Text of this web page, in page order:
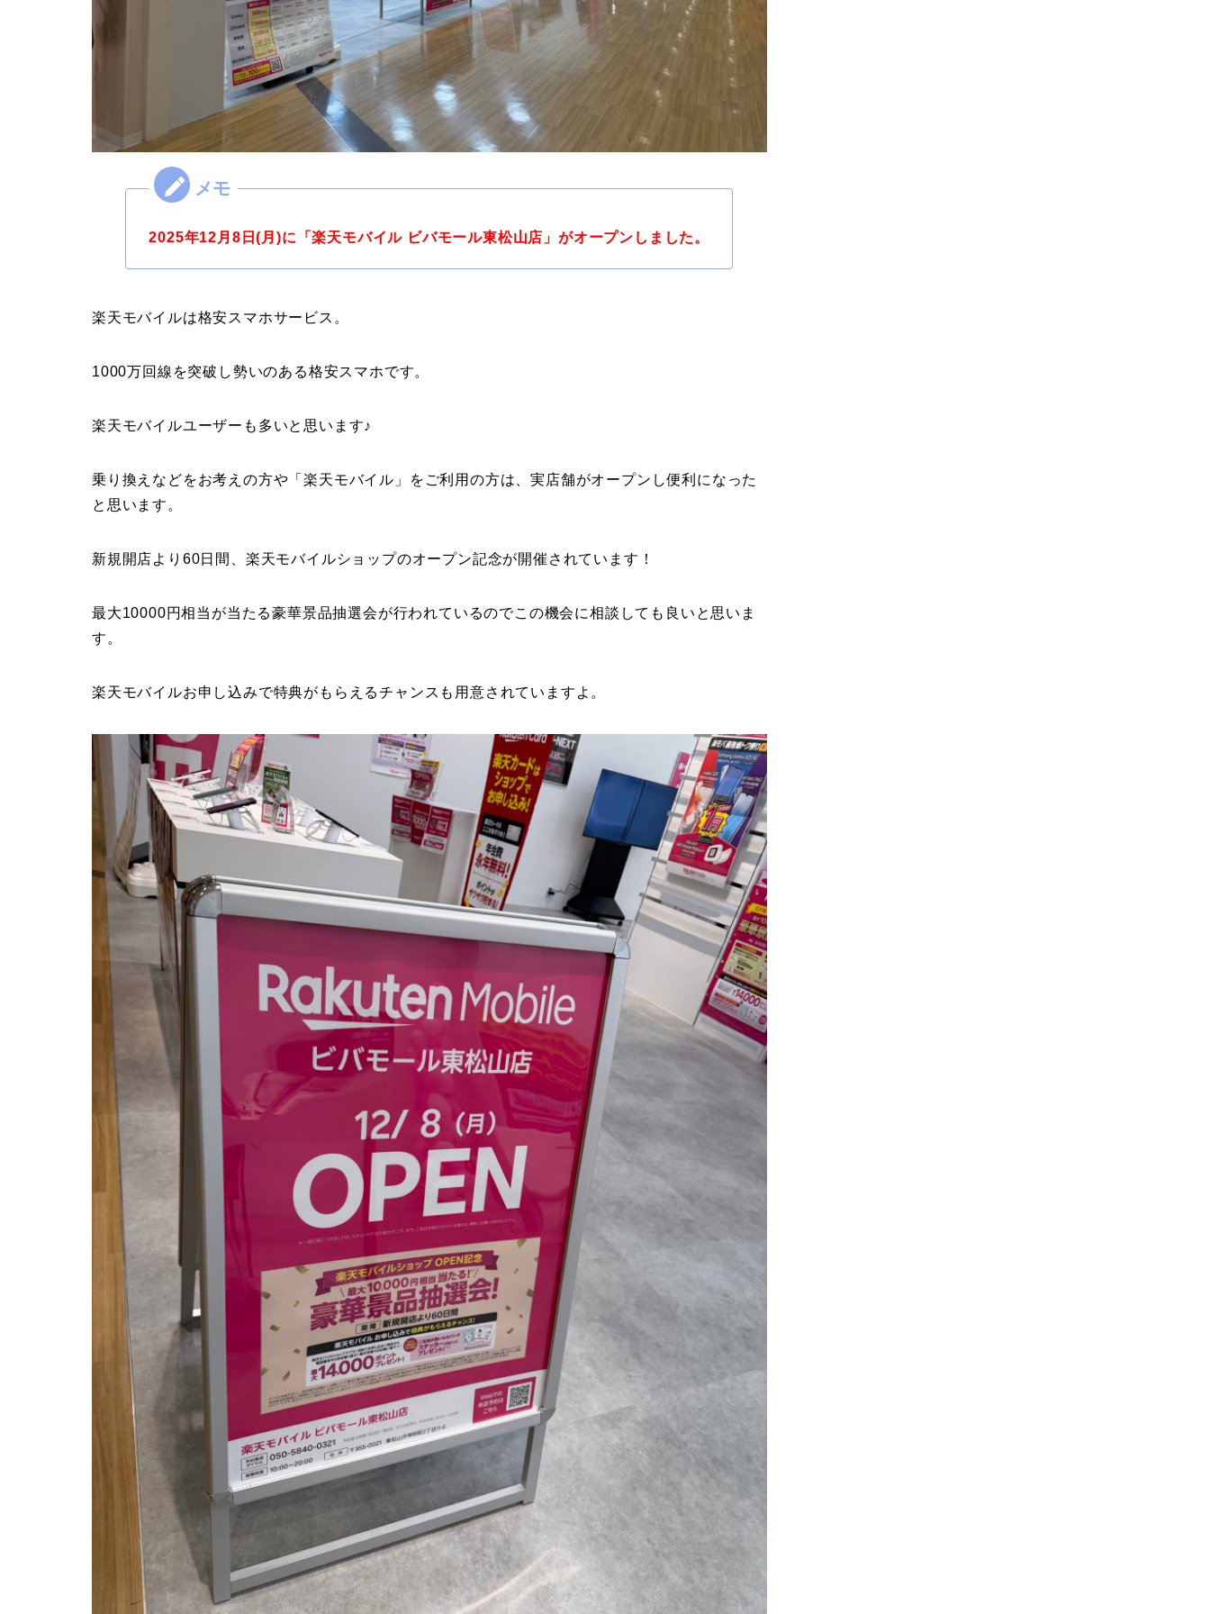
2025年12月8日(月)に「楽天モバイル ビバモール東松山店」がオープンしました。
楽天モバイルは格安スマホサービス。
1000万回線を突破し勢いのある格安スマホです。
楽天モバイルユーザーも多いと思います♪
乗り換えなどをお考えの方や「楽天モバイル」をご利用の方は、実店舗がオープンし便利になった
と思います。
新規開店より60日間、楽天モバイルショップのオープン記念が開催されています！
最大10000円相当が当たる豪華景品抽選会が行われているのでこの機会に相談しても良いと思いま
す。
楽天モバイルお申し込みで特典がもらえるチャンスも用意されていますよ。